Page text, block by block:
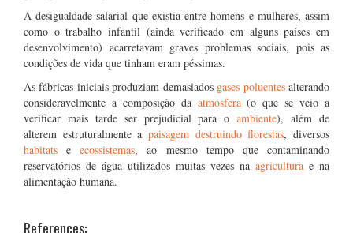
A desigualdade salarial que existia entre homens e mulheres, assim
como o trabalho infantil (ainda verificado em alguns países em
desenvolvimento) acarretavam graves problemas sociais, pois as
condições de vida que tinham eram péssimas.
As fábricas iniciais produziam demasiados gases poluentesalterando
consideravelmente a composição da atmosfera(o que se veio a
verificar mais tarde ser prejudicial para oambiente), além de
alterem estruturalmente a paisagem destruindo florestas, diversos
habitats eecossistemas, ao mesmo tempo que contaminando
reservatórios de água utilizados muitas vezes na agricultura e na
alimentação humana.
References: